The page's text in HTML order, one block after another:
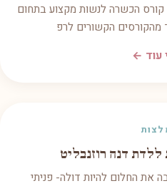
קורס הכשרה לנשות מקצוע בתחום
מהקורסים הקשורים לרפ
עוד ←
דנה רוזנבליט
את החלום להיות דולה- פניתי